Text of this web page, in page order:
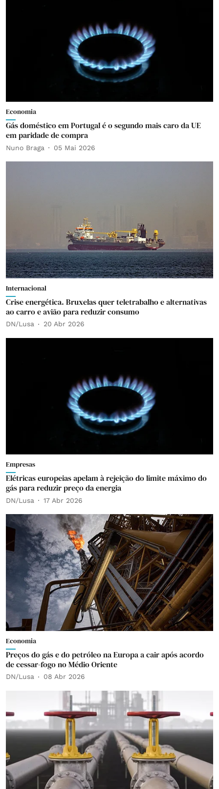
Economia
Gás doméstico em Portugal é o segundo mais caro da UE
em paridade de compra
Nuno Braga 05 Mai 2026
Internacional
Crise energética. Bruxelas quer teletrabalho e alternativas
ao carro e avião para reduzir consumo
DN/Lusa 20 Abr 2026
Empresas
Elétricas europeias apelam à rejeição do limite máximo do
gás para reduzir preço da energia
DN/Lusa 17 Abr 2026
Economia
Preços do gás e do petróleo na Europa a cair após acordo
de cessar-fogo no Médio Oriente
DN/Lusa 08 Abr 2026